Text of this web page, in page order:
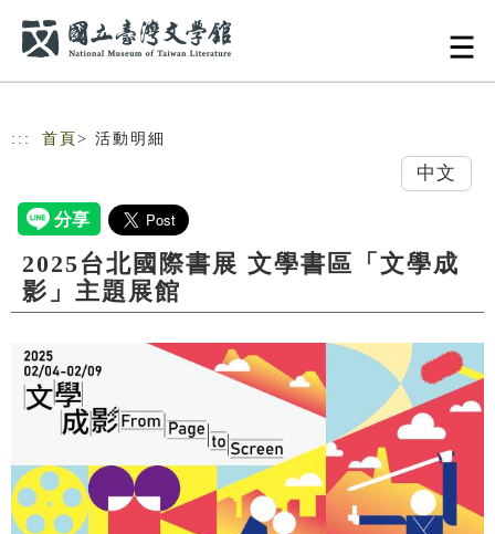
::: 首頁 > 活動明細
中文
2025台北國際書展 文學書區「文學成
影」主題展館